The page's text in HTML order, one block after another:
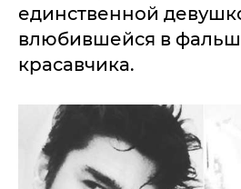
единственной
влюбившейся в
красавчика.